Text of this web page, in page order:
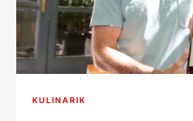
KULINARIK